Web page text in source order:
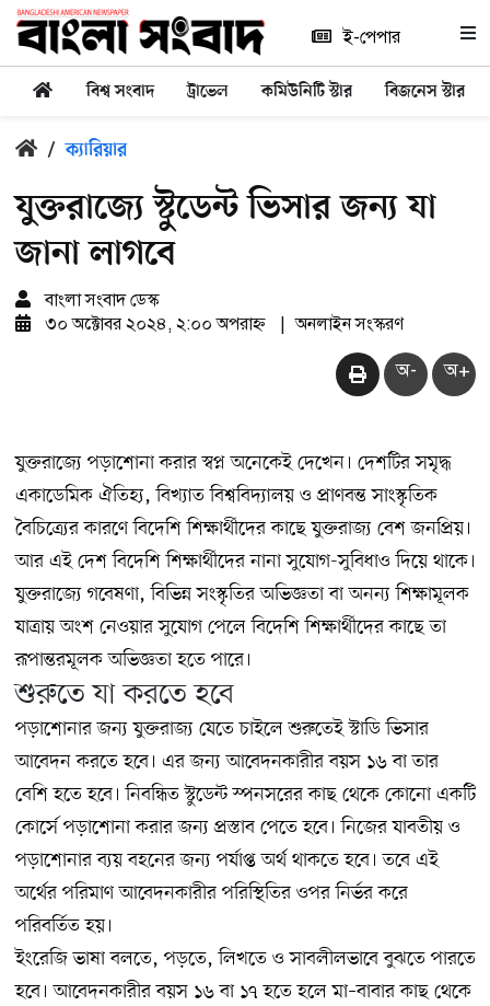
ই-পেপার
বিশ্ব সংবাদ ট্রাভেল কমিউনিটি স্টার বিজনেস স্টার
/ ক্যারিয়ার
যুক্তরাজ্যে স্টুডেন্ট ভিসার জন্য যা
জানা লাগবে
বাংলা সংবাদ ডেস্ক
৩০ অক্টোবর ২০২৪, ২:০০ অপরাহ্ন
অনলাইন সংস্করণ
অ- অ+
যুক্তরাজ্যে পড়াশোনা করার স্বপ্ন অনেকেই দেখেন। দেশটির সমৃদ্ধ
একাডেমিক ঐতিহ্য, বিখ্যাত বিশ্ববিদ্যালয় ও প্রাণবন্ত সাংস্কৃতিক
বৈচিত্র্যের কারণে বিদেশি শিক্ষার্থীদের কাছে যুক্তরাজ্য বেশ জনপ্রিয়।
আর এই দেশ বিদেশি শিক্ষার্থীদের নানা সুযোগ-সুবিধাও দিয়ে থাকে।
যুক্তরাজ্যে গবেষণা, বিভিন্ন সংস্কৃতির অভিজ্ঞতা বা অনন্য শিক্ষামূলক
যাত্রায় অংশ নেওয়ার সুযোগ পেলে বিদেশি শিক্ষার্থীদের কাছে তা
রূপান্তরমূলক অভিজ্ঞতা হতে পারে।
শুরুতে যা করতে হবে
পড়াশোনার জন্য যুক্তরাজ্য যেতে চাইলে শুরুতেই স্টাডি ভিসার
আবেদন করতে হবে। এর জন্য আবেদনকারীর বয়স ১৬ বা তার
বেশি হতে হবে। নিবন্ধিত স্টুডেন্ট স্পনসরের কাছ থেকে কোনো একটি
কোর্সে পড়াশোনা করার জন্য প্রস্তাব পেতে হবে। নিজের যাবতীয় ও
পড়াশোনার ব্যয় বহনের জন্য পর্যাপ্ত অর্থ থাকতে হবে। তবে এই
অর্থের পরিমাণ আবেদনকারীর পরিস্থিতির ওপর নির্ভর করে
পরিবর্তিত হয়।
ইংরেজি ভাষা বলতে, পড়তে, লিখতে ও সাবলীলভাবে বুঝতে পারতে
হবে। আবেদনকারীর বয়স ১৬ বা ১৭ হতে হলে মা–বাবার কাছ থেকে